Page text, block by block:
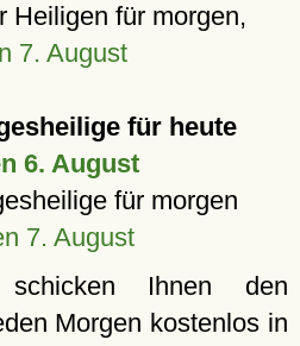
Heiligen für morgen,
7. August
für heute
6. August
für morgen
7. August
Ihnen den
Morgen kostenlos in